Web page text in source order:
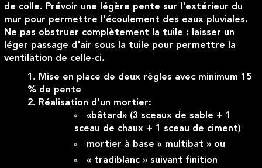
de colle. Prévoir une légère pente sur l'extérieur du
mur pour permettre l'écoulement des eaux pluviales.
Ne pas obstruer complètement la tuile : laisser un
léger passage d'air sous la tuile pour permettre la
ventilation de celle-ci.
Mise en place de deux règles avec minimum 15
% de pente
Réalisation d'un mortier:
«bâtard» (3 sceaux de sable + 1
sceau de chaux + 1 sceau de ciment)
mortier à base « multibat » ou
« tradiblanc » suivant finition